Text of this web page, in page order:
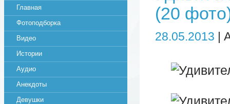
(20
28.05.2013 |
Главная
Фотоподборка
Видео
Истории
Аудио
Анекдоты
Девушки